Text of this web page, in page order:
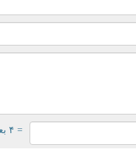
= ۴ بعلاوه ۵